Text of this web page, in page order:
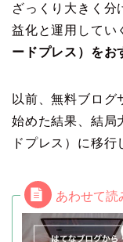
ざっくり大きく分
益化と運用してい
ードプレス）をお
以前、無料ブロ
始めた結果、結局
ドプレス）に移行